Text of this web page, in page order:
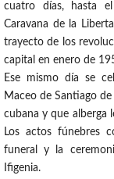
cuatro días, hasta
Caravana de la
trayecto de los
capital en enero de
Ese mismo día se
Maceo de Santiago
cubana y que alberga
Los actos fúnebres
funeral y la
Ifigenia.